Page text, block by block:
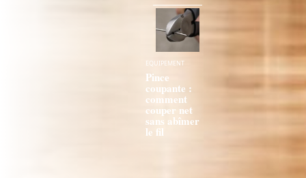
EQUIPEMENT
Pince
coupante :
comment
couper net
sans abîmer
le fil